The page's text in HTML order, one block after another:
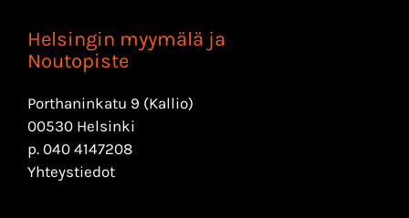
Helsingin myymälä ja
Noutopiste
Porthaninkatu 9 (Kallio)
00530 Helsinki
p. 040 4147208
Yhteystiedot